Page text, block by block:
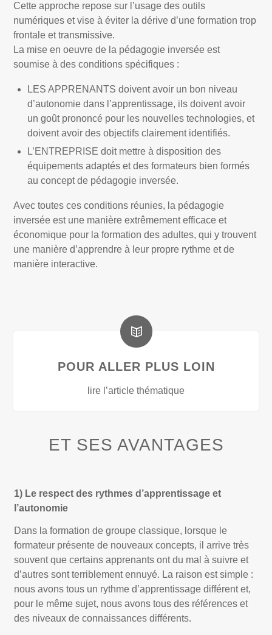
Cette approche repose sur l’usage des outils
numériques et vise à éviter la dérive d’une formation trop
frontale et transmissive.
La mise en oeuvre de la pédagogie inversée est
soumise à des conditions spécifiques :
LES APPRENANTS doivent avoir un bon niveau
d’autonomie dans l’apprentissage, ils doivent avoir
un goût prononcé pour les nouvelles technologies, et
doivent avoir des objectifs clairement identifiés.
L’ENTREPRISE doit mettre à disposition des
équipements adaptés et des formateurs bien formés
au concept de pédagogie inversée.
Avec toutes ces conditions réunies, la pédagogie
inversée est une manière extrêmement efficace et
économique pour la formation des adultes, qui y trouvent
une manière d’apprendre à leur propre rythme et de
manière interactive.
POUR ALLER PLUS LOIN
lire l’article thématique
ET SES AVANTAGES
1) Le respect des rythmes d’apprentissage et
l’autonomie
Dans la formation de groupe classique, lorsque le
formateur présente de nouveaux concepts, il arrive très
souvent que certains apprenants ont du mal à suivre et
d’autres sont terriblement ennuyé. La raison est simple :
nous avons tous un rythme d’apprentissage différent et,
pour le même sujet, nous avons tous des références et
des niveaux de connaissances différents.